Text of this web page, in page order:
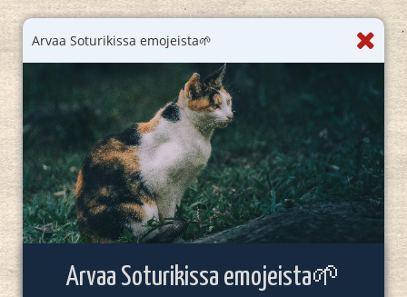
Arvaa Soturikissa emojeista🌱
Arvaa Soturikissa emojeista🌱